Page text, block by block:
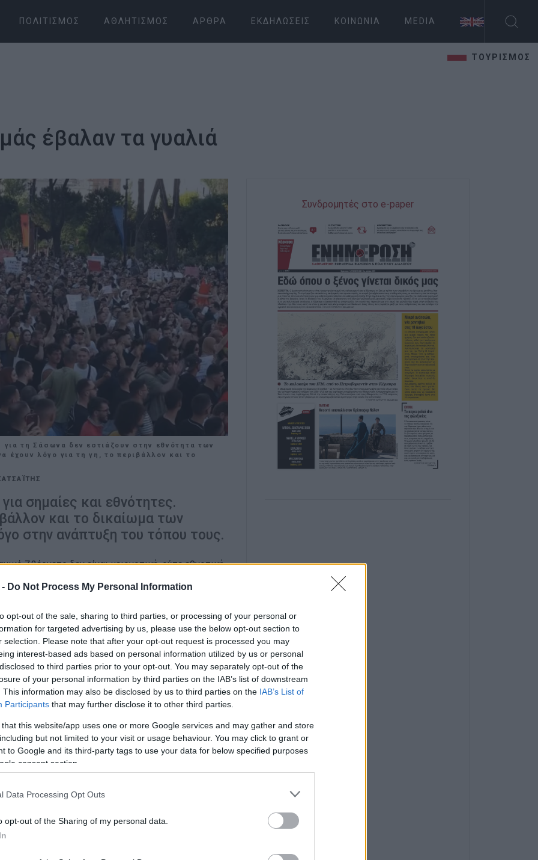
Do Not Process My Personal Information
opt-out of the sale, sharing to third parties, or processing of your personal or
for targeted advertising by us, please use the below opt-out section to
selection. Please note that after your opt-out request is processed you may
interest-based ads based on personal information utilized by us or personal
to third parties prior to your opt-out. You may separately opt-out of the
of your personal information by third parties on the IAB’s list of downstream
This information may also be disclosed by us to third parties on the IAB’s List of
Participants that may further disclose it to other third parties.
that this website/app uses one or more Google services and may gather and store
but not limited to your visit or usage behaviour. You may click to grant or
to Google and its third-party tags to use your data for below specified purposes
consent section.
Data Processing Opt Outs
opt-out of the Sharing of my personal data.
ΠΟΛΙΤΙΣΜΌΣ ΑΘΛΗΤΙΣΜΌΣ ΆΡΘΡΑ ΕΚΔΗΛΏΣΕΙΣ ΚΟΙΝΩΝΊΑ MEDIA
ΤΟΥΡΙΣΜΟΣ
έβαλαν τα γυαλιά
τη Σάσωνα δεν εστιάζουν στην εθνότητα των
λόγο για τη γη, το περιβάλλον και το
σημαίες και εθνότητες.
και το δικαίωμα των
στην ανάπτυξη του τόπου τους.
Ζβέρνετς δεν είναι μειονοτική, ούτε εθνοτική.
μοντέλο τουριστικών επενδύσεων που
ντόπιους από τη γη, τις ακτές και τις
εξέγερση έχει πολλά να διδάξει, όχι
μιας ευρύτερης δυσαρέσκειας απέναντι στο
τελευταία χρόνια. Η κυβέρνηση έχει
στρατηγικής στην προσέλκυση ξένων
στις παραλιακές αναπτύξεις, στις
αυτής της πολιτικής μιλούν για
Οι επικριτές, όμως, καταγγέλλουν
αδειοδότησης, περιορισμένη διαβούλευση με
γης και στις περιβαλλοντικές εγκρίσεις.
στη Σάσωνα συγκεντρώνει όλα τα
Είναι τεράστια σε μέγεθος, αφορά μια
με πρόσωπο του στενού κύκλου του
δεν συμμετέχουν μόνο κάτοικοι του Ζβέρνετς
φορείς προστασίας της πολιτιστικής
σύνθημα δεν είναι απλώς «όχι στην επένδυση».
Συνδρομητές στο e-paper